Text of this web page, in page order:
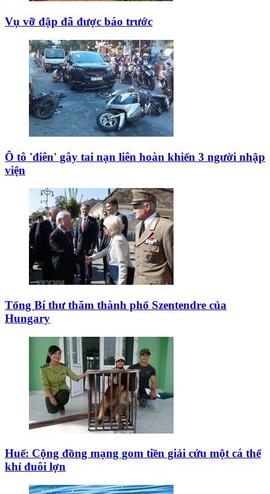
Vụ vỡ đập đã được báo trước
Ô tô 'điên' gây tai nạn liên hoàn khiến 3 người nhập
viện
Tổng Bí thư thăm thành phố Szentendre của
Hungary
Huế: Cộng đồng mạng gom tiền giải cứu một cá thể
khỉ đuôi lợn